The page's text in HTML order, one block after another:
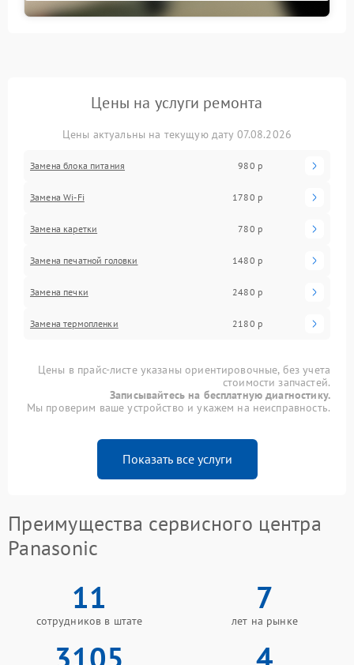
Цены на услуги ремонта
Цены актуальны на текущую дату 07.08.2026
Замена блока питания 980 р
Замена Wi-Fi 1780 р
Замена каретки 780 р
Замена печатной головки 1480 р
Замена печки 2480 р
Замена термопленки 2180 р
Цены в прайс-листе указаны ориентировочные, без учета
стоимости запчастей.
Записывайтесь на бесплатную диагностику.
Мы проверим ваше устройство и укажем на неисправность.
Показать все услуги
Преимущества сервисного центра
Panasonic
11
сотрудников в штате
7
лет на рынке
3105 4